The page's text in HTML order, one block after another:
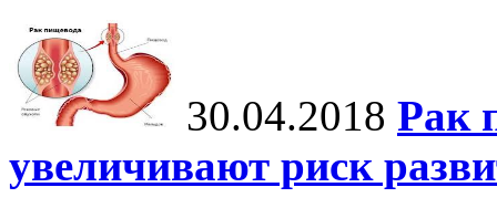
30.04.2018 Рак
увеличивают риск